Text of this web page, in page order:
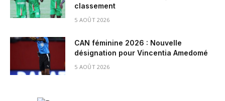
classement
5 AOÛT 2026
CAN féminine 2026 : Nouvelle
désignation pour Vincentia Amedomé
5 AOÛT 2026